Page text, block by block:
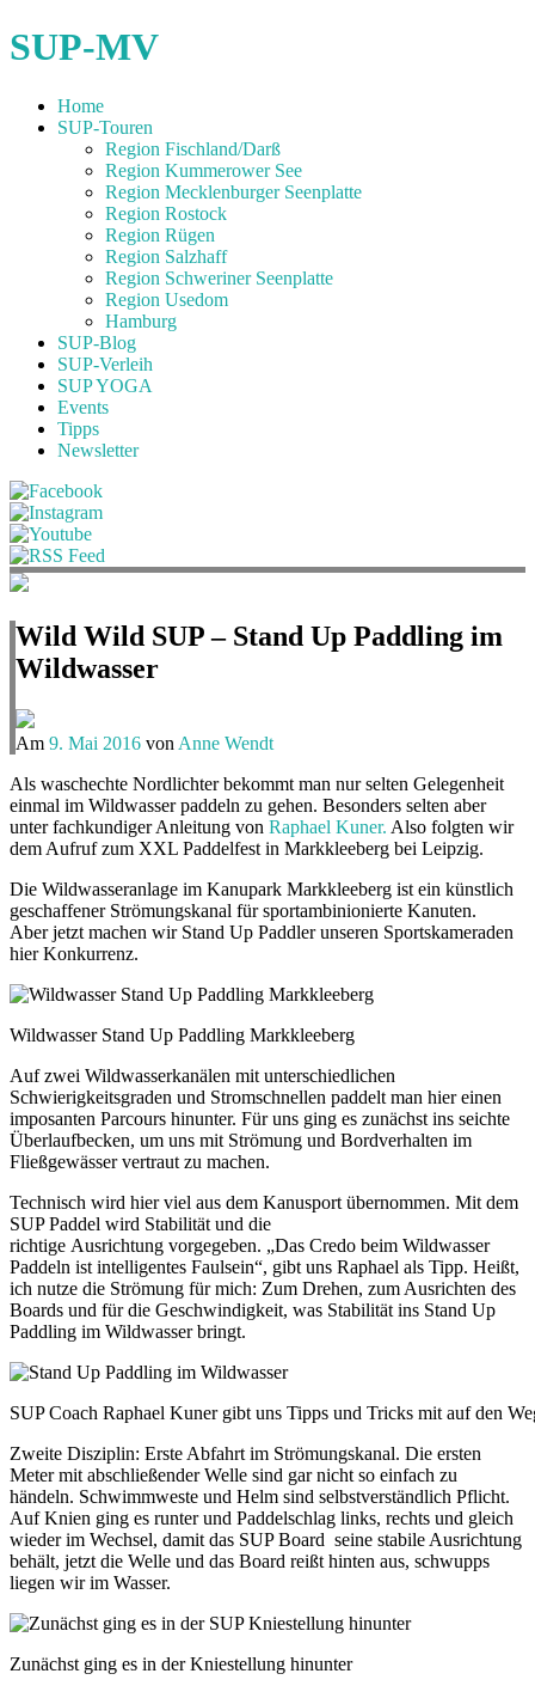
SUP-MV
Home
SUP-Touren
Region Fischland/Darß
Region Kummerower See
Region Mecklenburger Seenplatte
Region Rostock
Region Rügen
Region Salzhaff
Region Schweriner Seenplatte
Region Usedom
Hamburg
SUP-Blog
SUP-Verleih
SUP YOGA
Events
Tipps
Newsletter
Wild Wild SUP – Stand Up Paddling im
Wildwasser
Am 9. Mai 2016 von Anne Wendt
Als waschechte Nordlichter bekommt man nur selten Gelegenheit
einmal im Wildwasser paddeln zu gehen. Besonders selten aber
unter fachkundiger Anleitung von Raphael Kuner. Also folgten wir
dem Aufruf zum XXL Paddelfest in Markkleeberg bei Leipzig.
Die Wildwasseranlage im Kanupark Markkleeberg ist ein künstlich
geschaffener Strömungskanal für sportambinionierte Kanuten.
Aber jetzt machen wir Stand Up Paddler unseren Sportskameraden
hier Konkurrenz.
Wildwasser Stand Up Paddling Markkleeberg
Auf zwei Wildwasserkanälen mit unterschiedlichen
Schwierigkeitsgraden und Stromschnellen paddelt man hier einen
imposanten Parcours hinunter. Für uns ging es zunächst ins seichte
Überlaufbecken, um uns mit Strömung und Bordverhalten im
Fließgewässer vertraut zu machen.
Technisch wird hier viel aus dem Kanusport übernommen. Mit dem
SUP Paddel wird Stabilität und die
richtige Ausrichtung vorgegeben. „Das Credo beim Wildwasser
Paddeln ist intelligentes Faulsein“, gibt uns Raphael als Tipp. Heißt,
ich nutze die Strömung für mich: Zum Drehen, zum Ausrichten des
Boards und für die Geschwindigkeit, was Stabilität ins Stand Up
Paddling im Wildwasser bringt.
SUP Coach Raphael Kuner gibt uns Tipps und Tricks mit auf den
Zweite Disziplin: Erste Abfahrt im Strömungskanal. Die ersten
Meter mit abschließender Welle sind gar nicht so einfach zu
händeln. Schwimmweste und Helm sind selbstverständlich Pflicht.
Auf Knien ging es runter und Paddelschlag links, rechts und gleich
wieder im Wechsel, damit das SUP Board seine stabile Ausrichtung
behält, jetzt die Welle und das Board reißt hinten aus, schwupps
liegen wir im Wasser.
Zunächst ging es in der Kniestellung hinunter